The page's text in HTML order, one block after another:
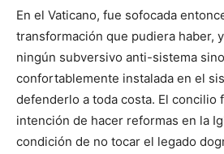
En el Vaticano, fue sofocada
transformación que pudiera haber,
ningún subversivo anti-sistema
confortablemente instalada en el
defenderlo a toda costa. El concilio
intención de hacer reformas en la
condición de no tocar el legado